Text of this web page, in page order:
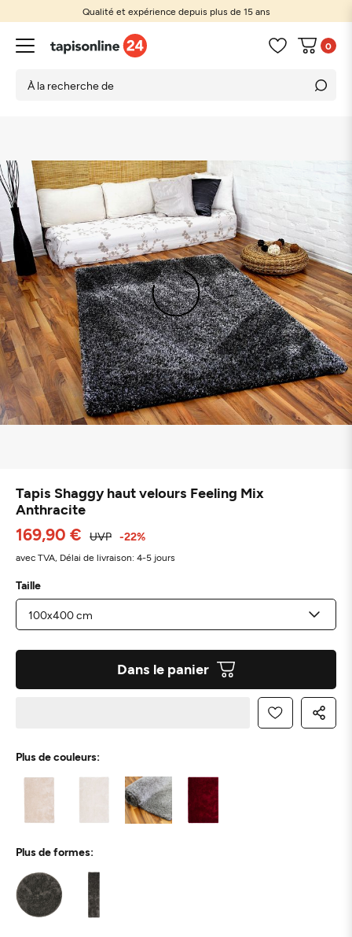
Qualité et expérience depuis plus de 15 ans
0
Tapis Shaggy haut velours Feeling Mix
Anthracite
169,90 € UVP -22%
avec TVA, Délai de livraison: 4-5 jours
Taille
Dans le panier
Plus de couleurs:
Plus de formes: